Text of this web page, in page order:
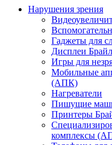
Нарушения зрения
Гаджеты для
Дисплеи
Игры для
Мобильные
(АПК)
Нагреватели
Пишущие
Принтеры
комплексы